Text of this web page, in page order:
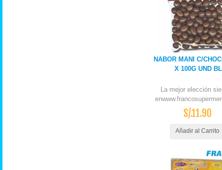
NABOR MANI C/
X 100G UND BL
La mejor elección
S/.11.90
Añadir al Carrito